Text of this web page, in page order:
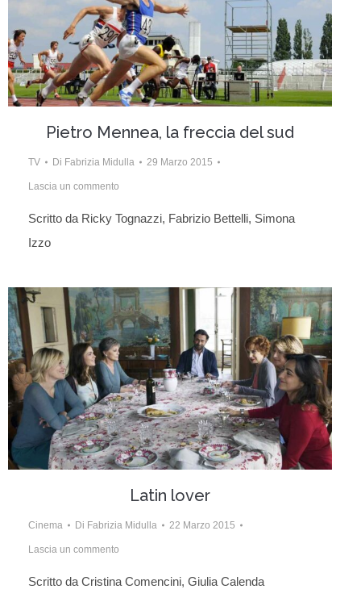
Pietro Mennea, la freccia del sud
TV Di Fabrizia Midulla 29 Marzo 2015
Lascia un commento
Scritto da Ricky Tognazzi, Fabrizio Bettelli, Simona
Izzo
Latin lover
Cinema Di Fabrizia Midulla 22 Marzo 2015
Lascia un commento
Scritto da Cristina Comencini, Giulia Calenda